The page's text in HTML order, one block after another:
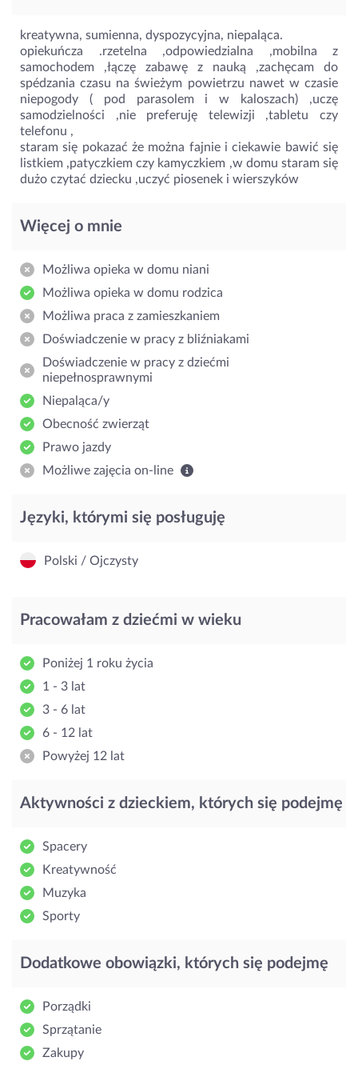
kreatywna, sumienna, dyspozycyjna, niepaląca.
opiekuńcza .rzetelna ,odpowiedzialna ,mobilna z
samochodem ,łączę zabawę z nauką ,zachęcam do
spédzania czasu na świeżym powietrzu nawet w czasie
niepogody ( pod parasolem i w kaloszach) ,uczę
samodzielności ,nie preferuję telewizji ,tabletu czy
telefonu ,
staram się pokazać że można fajnie i ciekawie bawić się
listkiem ,patyczkiem czy kamyczkiem ,w domu staram się
dużo czytać dziecku ,uczyć piosenek i wierszyków
Więcej o mnie
Możliwa opieka w domu niani
Możliwa opieka w domu rodzica
Możliwa praca z zamieszkaniem
Doświadczenie w pracy z bliźniakami
Doświadczenie w pracy z dziećmi
niepełnosprawnymi
Niepaląca/y
Obecność zwierząt
Prawo jazdy
Możliwe zajęcia on-line
Języki, którymi się posługuję
Polski / Ojczysty
Pracowałam z dziećmi w wieku
Poniżej 1 roku życia
1 - 3 lat
3 - 6 lat
6 - 12 lat
Powyżej 12 lat
Aktywności z dzieckiem, których się podejmę
Spacery
Kreatywność
Muzyka
Sporty
Dodatkowe obowiązki, których się podejmę
Porządki
Sprzątanie
Zakupy